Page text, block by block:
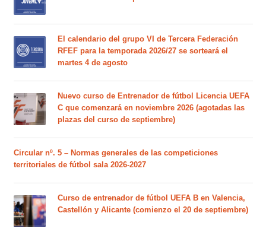
El calendario del grupo VI de Tercera Federación
RFEF para la temporada 2026/27 se sorteará el
martes 4 de agosto
Nuevo curso de Entrenador de fútbol Licencia UEFA
C que comenzará en noviembre 2026 (agotadas las
plazas del curso de septiembre)
Circular nº. 5 – Normas generales de las competiciones
territoriales de fútbol sala 2026-2027
Curso de entrenador de fútbol UEFA B en Valencia,
Castellón y Alicante (comienzo el 20 de septiembre)